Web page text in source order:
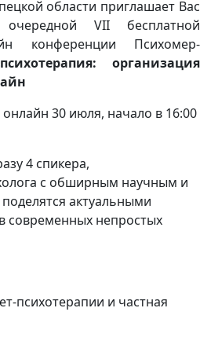
области приглашает Вас
VII бесплатной
конференции Психомер-
организация
30 июля, начало в 16:00
4 спикера,
с обширным научным и
актуальными
современных непростых
психотерапии и частная